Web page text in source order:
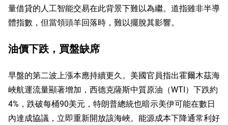
量借貸的人工智能交易在此背景下難以為繼。道指雖非半導
體指數，但當領頭羊回落時，難以擺脫其影響。
油價下跌，買盤缺席
早盤的第二波上漲本應持續更久。美國官員指出霍爾木茲海
峽航運流量顯著增加，西德克薩斯中質原油（WTI）下跌約
4%，跌破每桶90美元，特朗普總統也暗示美伊可能在數日
內達成協議，立即重新開放該海峽。能源成本下降通常利好